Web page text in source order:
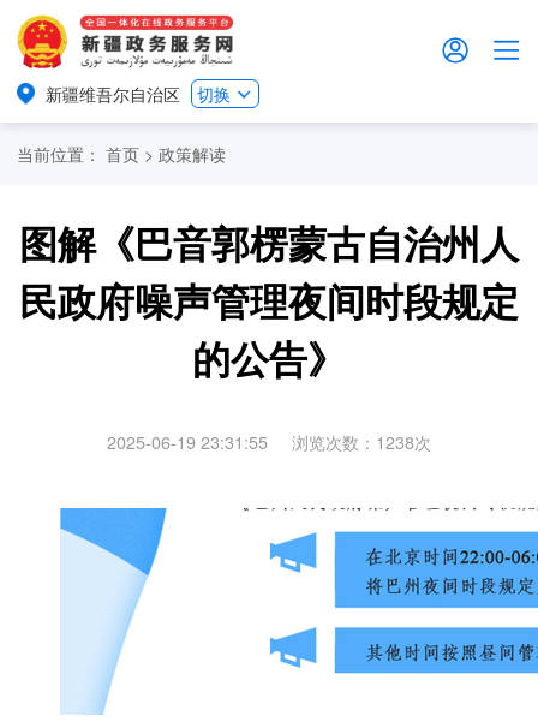
新疆维吾尔自治区 切换
当前位置：首页 >政策解读
图解《巴音郭楞蒙古自治州人
民政府噪声管理夜间时段规定
的公告》
2025-06-19 23:31:55 浏览次数： 1238次